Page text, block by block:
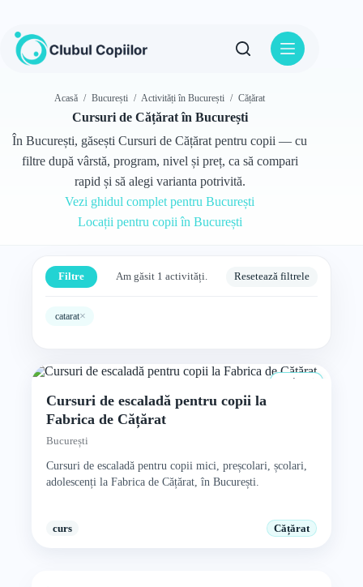
conținut
Acasă / București / Activități în București / Cățărat
Cursuri de Cățărat în București
În București, găsești Cursuri de Cățărat pentru copii — cu
filtre după vârstă, program, nivel și preț, ca să compari
rapid și să alegi varianta potrivită.
Vezi ghidul complet pentru București
Locații pentru copii în București
Filtre Am găsit 1 activități. Resetează filtrele
catarat×
4+ ani
Cursuri de escaladă pentru copii la
Fabrica de Cățărat
București
Cursuri de escaladă pentru copii mici, preșcolari, școlari,
adolescenți la Fabrica de Cățărat, în București.
curs Cățărat